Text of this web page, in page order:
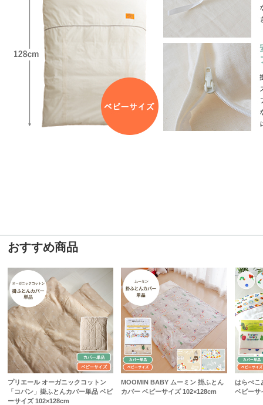
おすすめ商品
プリエール オーガニックコットン
「コパン」掛ふとんカバー単品 ベビ
ーサイズ 102×128cm
MOOMIN BABY ムーミン 掛ふとん
カバー ベビーサイズ 102×128cm
はらぺこ
ベビーサ